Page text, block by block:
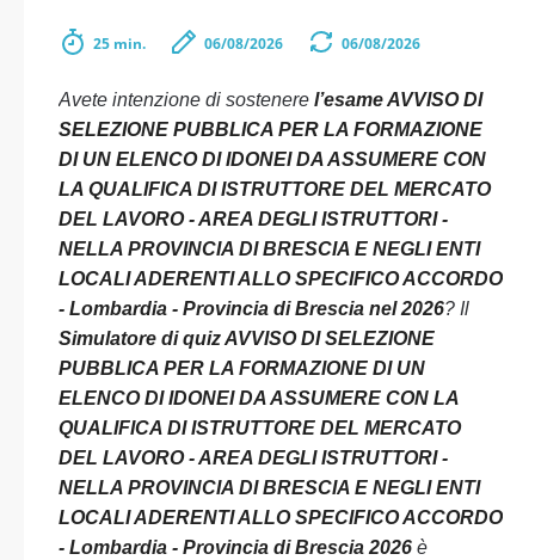
25 min. 06/08/2026 06/08/2026
Avete intenzione di sostenere l’esame AVVISO DI
SELEZIONE PUBBLICA PER LA FORMAZIONE
DI UN ELENCO DI IDONEI DA ASSUMERE CON
LA QUALIFICA DI ISTRUTTORE DEL MERCATO
DEL LAVORO - AREA DEGLI ISTRUTTORI -
NELLA PROVINCIA DI BRESCIA E NEGLI ENTI
LOCALI ADERENTI ALLO SPECIFICO ACCORDO
- Lombardia - Provincia di Brescia nel 2026? Il
Simulatore di quiz AVVISO DI SELEZIONE
PUBBLICA PER LA FORMAZIONE DI UN
ELENCO DI IDONEI DA ASSUMERE CON LA
QUALIFICA DI ISTRUTTORE DEL MERCATO
DEL LAVORO - AREA DEGLI ISTRUTTORI -
NELLA PROVINCIA DI BRESCIA E NEGLI ENTI
LOCALI ADERENTI ALLO SPECIFICO ACCORDO
- Lombardia - Provincia di Brescia 2026 è